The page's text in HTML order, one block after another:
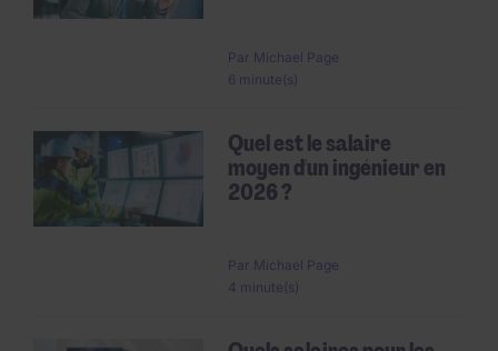
Par Michael Page
6 minute(s)
Quel est le salaire
moyen d'un ingénieur en
2026 ?
Par Michael Page
4 minute(s)